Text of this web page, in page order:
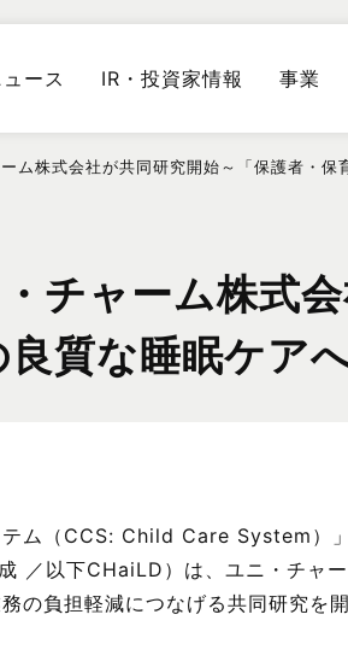
ース IR・投資家情報 事業
ム株式会社が共同研究開始～「保護者・
チャーム株式
質な睡眠ケア
ム（CCS: Child Care System）
／以下CHaiLD）は、ユニ・チャ
の負担軽減につなげる共同研究を